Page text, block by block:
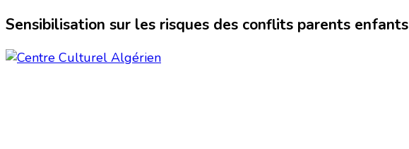
Sensibilisation sur les risques des conflits parents enfants